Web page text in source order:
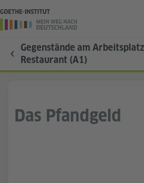
Gegenstände am
Restaurant (A1)
Das Pfandgeld